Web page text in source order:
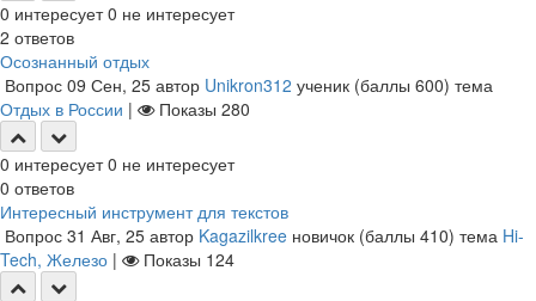
0 интересует 0 не интересует
2 ответов
Осознанный отдых
Вопрос 09 Сен, 25 автор Unikron312 ученик (баллы 600) тема
Отдых в России | Показы 280
0 интересует 0 не интересует
0 ответов
Интересный инструмент для текстов
Вопрос 31 Авг, 25 автор Kagazilkree новичок (баллы 410) тема Hi-
Tech, Железо | Показы 124